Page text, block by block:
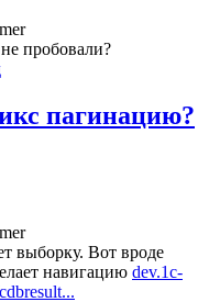
пробовали?
пагинацию?
выборку. Вот вроде
навигацию dev.1c-